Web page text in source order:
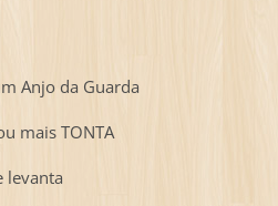
Anjo da Guarda
mais TONTA
levanta